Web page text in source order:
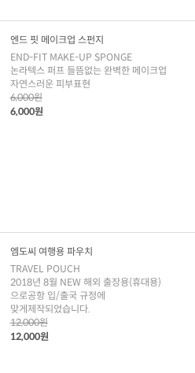
엔드 핏 메이크업 스펀지
END-FIT MAKE-UP SPONGE
논라텍스 퍼프 들뜸없는 완벽한 메이크업
자연스러운 피부표현
6,000원
6,000원
엠도씨 여행용 파우치
TRAVEL POUCH
2018년 8월 NEW 해외 출장용(휴대용)
으로공항 입/출국 규정에
맞게제작되었습니다.
12,000원
12,000원